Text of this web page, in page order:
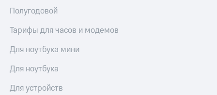
Полугодовой
Тарифы для часов и модемов
Для ноутбука мини
Для ноутбука
Для устройств